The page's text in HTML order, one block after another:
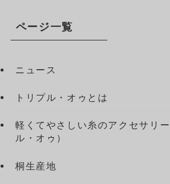
ページ一覧
ニュース
トリプル・オゥとは
軽くてやさしい糸のアクセサリ
ル・オゥ）
桐生産地